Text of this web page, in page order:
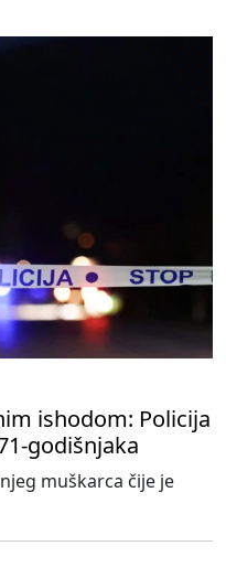
ishodom: Policija
godišnjaka
muškarca čije je